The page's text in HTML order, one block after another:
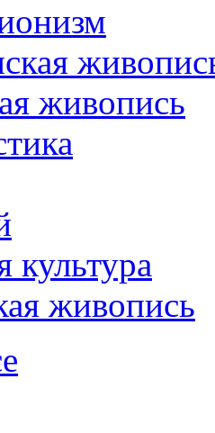
живопись
культура
живопись